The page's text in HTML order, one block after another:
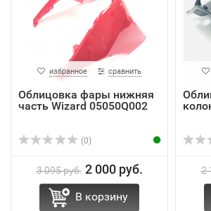
избранное сравнить
Облицовка фары нижняя
часть Wizard 05050Q002
(0)
3 095 руб. 2 000 руб.
В корзину
2